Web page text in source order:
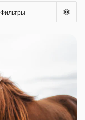
Фильтры